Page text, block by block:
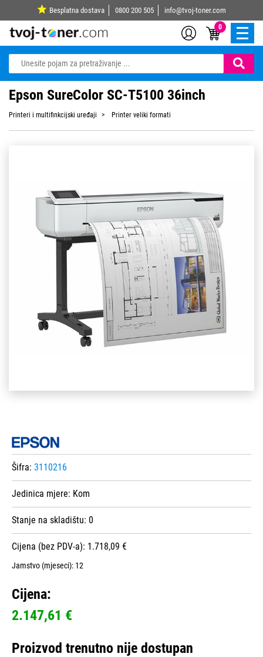
Besplatna dostava 0800 200 505 info@tvoj-toner.com
0
Epson SureColor SC-T5100 36inch
Printeri i multifinkcijski uređaji Printer veliki formati
Šifra: 3110216
Jedinica mjere: Kom
Stanje na skladištu: 0
Cijena (bez PDV-a): 1.718,09 €
Jamstvo (mjeseci): 12
Cijena:
2.147,61 €
Proizvod trenutno nije dostupan